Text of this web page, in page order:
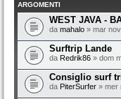
ARGOMENTI
WEST JAVA -
da mahalo » mar
Surftrip Lande
da Redrik86 » dom
Consiglio surf
da PiterSurfer » mer